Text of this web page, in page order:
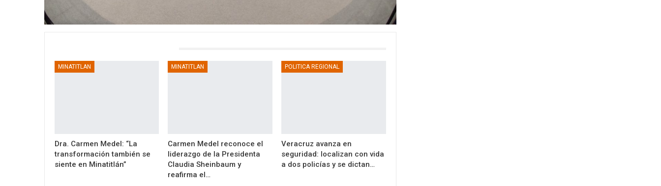
MINATITLAN
Dra. Carmen Medel: “La
transformación también se
siente en Minatitlán”
MINATITLAN
Carmen Medel reconoce el
liderazgo de la Presidenta
Claudia Sheinbaum y
reafirma el…
POLITICA REGIONAL
Veracruz avanza en
seguridad: localizan con vida
a dos policías y se dictan…